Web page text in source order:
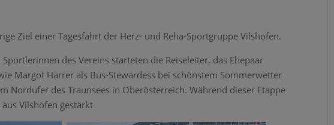
Ziel einer Tagesfahrt der Herz- und Reha-Sportgruppe Vilshofen.
des Vereins starteten die Reiseleiter, das Ehepaar
Margot Harrer als Bus-Stewardess bei schönstem Sommerwetter
Nordufer des Traunsees in Oberösterreich. Während dieser Etappe
Vilshofen gestärkt